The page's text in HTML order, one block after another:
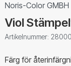
Noris-Color GMBH
Viol
Artikelnummer:
Färg för